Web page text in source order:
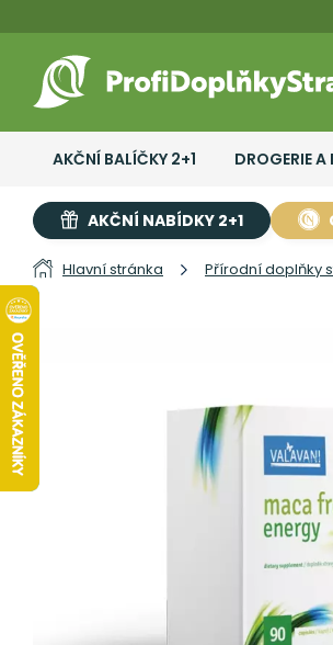
AKČNÍ BALÍČKY 2+1 DROGERIE
AKČNÍ NABÍDKY 2+1
Hlavní stránka Přírodní doplňky